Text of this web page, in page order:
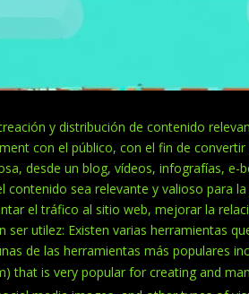
y distribución de contenido
con el público, con el fin de
desde un blog, vídeos, infografías,
sea relevante y valioso para
el tráfico al sitio web, mejorar la
utilez: Existen varias herramientas
de las herramientas más populares
that is very popular for creating and